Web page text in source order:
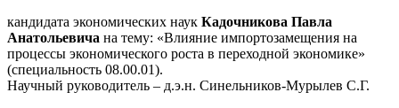
кандидата экономических наук Кадочникова Павла
Анатольевича на тему: «Влияние импортозамещения на
процессы экономического роста в переходной экономике»
(специальность 08.00.01).
Научный руководитель – д.э.н. Синельников-Мурылев С.Г.